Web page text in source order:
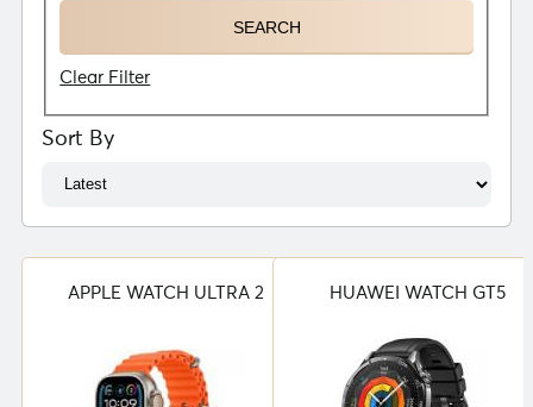
Clear Filter
Sort By
APPLE WATCH ULTRA 2 HUAWEI WATCH GT5